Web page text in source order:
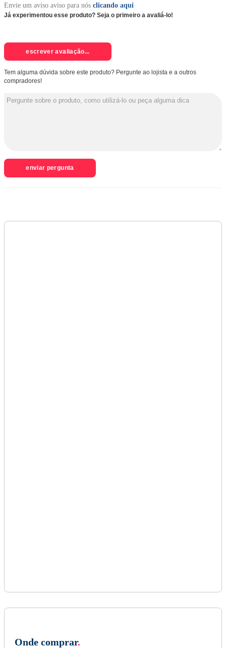
Envie um aviso aviso para nós clicando aqui
Já experimentou esse produto? Seja o primeiro a avaliá-lo!
escrever avaliação...
Tem alguma dúvida sobre este produto? Pergunte ao lojista e a outros
compradores!
enviar pergunta
Onde comprar.